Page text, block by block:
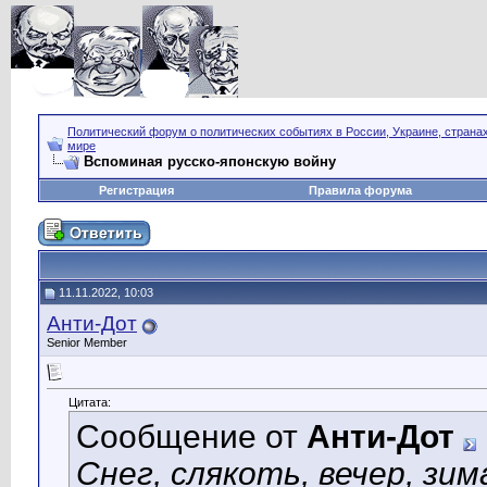
Политический форум о политических событиях в России, Украине,
мире
Вспоминая русско-японскую войну
Регистрация Правила форума
11.11.2022, 10:03
Анти-Дот
Senior Member
Цитата:
Сообщение от Анти-Дот
Снег, слякоть, вечер,